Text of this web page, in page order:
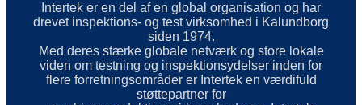
Intertek er en del af en global organisation og har
drevet inspektions- og test virksomhed i Kalundborg
siden 1974.
Med deres stærke globale netværk og store lokale
viden om testning og inspektionsydelser inden for
flere forretningsområder er Intertek en værdifuld
støttepartner for